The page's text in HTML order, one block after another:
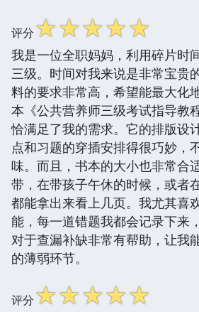
评分☆☆☆☆☆
我是一位全职妈妈，利用碎片时
三级。时间对我来说是非常宝贵
料的要求非常高，希望能最大化
本《公共营养师三级考试指导教
恰满足了我的需求。它的排版设
点和习题的穿插安排得很巧妙，
味。而且，书本的大小也非常合
带，在带孩子午休的时候，或者
都能拿出来看上几页。我尤其喜
能，每一道错题我都会记录下来
对于查漏补缺非常有帮助，让我
的薄弱环节。
评分☆☆☆☆☆